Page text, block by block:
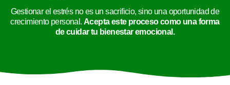
Gestionar el estrés no es un sacrificio, sino una oportunidad de
crecimiento personal.Acepta este proceso como una forma
de cuidar tu bienestar emocional.